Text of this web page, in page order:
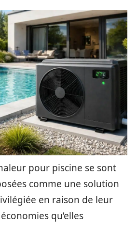
pour piscine se sont
comme une solution
en raison de leur
qu’elles